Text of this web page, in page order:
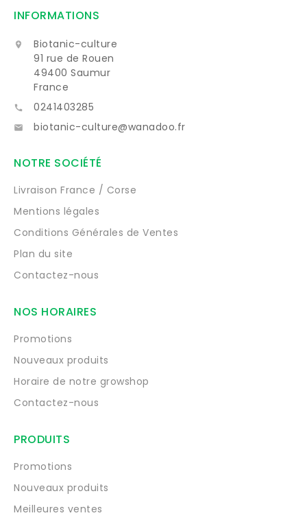
INFORMATIONS

Biotanic-culture
91 rue de Rouen
49400 Saumur
France
 0241403285
 biotanic-culture@wanadoo.fr
NOTRE SOCIÉTÉ
Livraison France / Corse
Mentions légales
Conditions Générales de Ventes
Plan du site
Contactez-nous
NOS HORAIRES
Promotions
Nouveaux produits
Horaire de notre growshop
Contactez-nous
PRODUITS
Promotions
Nouveaux produits
Meilleures ventes